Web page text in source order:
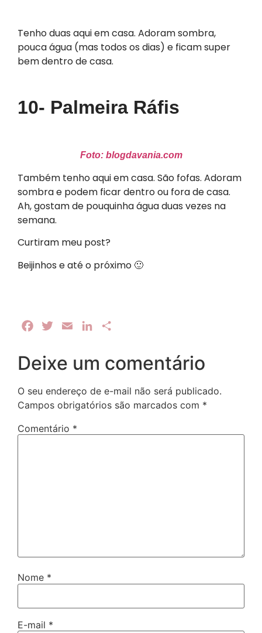
Tenho duas aqui em casa. Adoram sombra,
pouca água (mas todos os dias) e ficam super
bem dentro de casa.
10- Palmeira Ráfis
Foto: blogdavania.com
Também tenho aqui em casa. São fofas. Adoram
sombra e podem ficar dentro ou fora de casa.
Ah, gostam de pouquinha água duas vezes na
semana.
Curtiram meu post?
Beijinhos e até o próximo 🙂
FacebookTwitterEmail LinkedIn
Deixe um comentário
O seu endereço de e-mail não será publicado.
Campos obrigatórios são marcados com *
Comentário *
Nome *
E-mail *